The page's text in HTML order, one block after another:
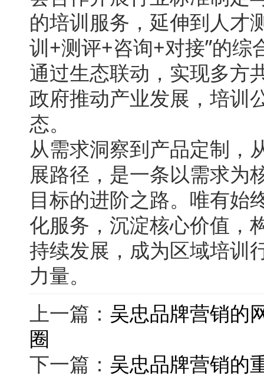
的培训服务，延伸到人才
训+测评+咨询+对接”的
通过生态联动，实现多方
政府推动产业发展，培训
态。
从需求洞察到产品定制，
展路径，是一条以需求为
目标的进阶之路。唯有始
化服务，沉淀核心价值，
持续发展，成为区域培训
力量。
上一篇： 吴忠品牌营销的
圈
下一篇： 吴忠品牌营销的